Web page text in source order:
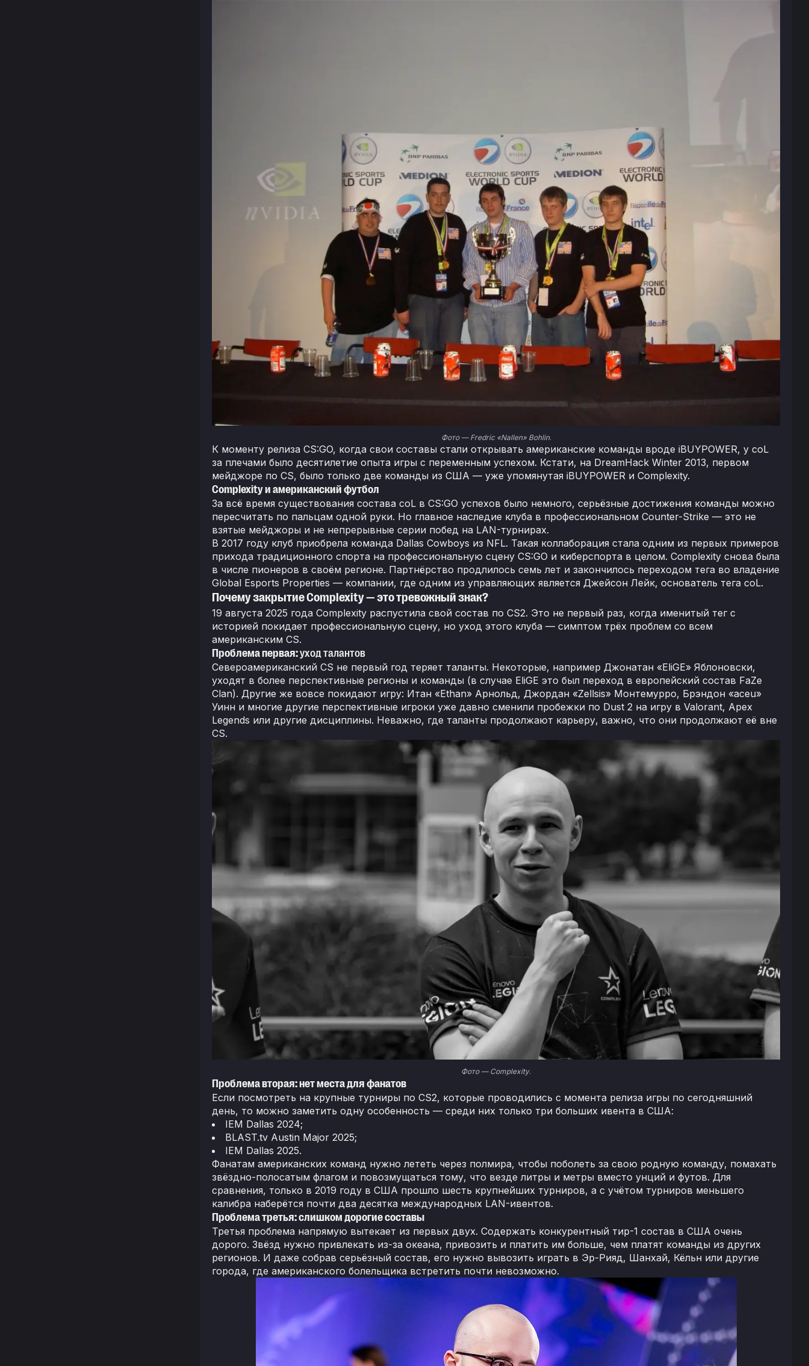
Фото — Fredric «Nallen» Bohlin.
К моменту релиза CS:GO, когда свои составы стали открывать американские команды вроде iBUYPOWER, у coL
за плечами было десятилетие опыта игры с переменным успехом. Кстати, на DreamHack Winter 2013, первом
мейджоре по CS, было только две команды из США — уже упомянутая iBUYPOWER и Complexity.
Complexity и американский футбол
За всё время существования состава coL в CS:GO успехов было немного, серьёзные достижения команды можно
пересчитать по пальцам одной руки. Но главное наследие клуба в профессиональном Counter-Strike — это не
взятые мейджоры и не непрерывные серии побед на LAN-турнирах.
В 2017 году клуб приобрела команда Dallas Cowboys из NFL. Такая коллаборация стала одним из первых примеров
прихода традиционного спорта на профессиональную сцену CS:GO и киберспорта в целом. Complexity снова была
в числе пионеров в своём регионе. Партнёрство продлилось семь лет и закончилось переходом тега во владение
Global Esports Properties — компании, где одним из управляющих является Джейсон Лейк, основатель тега coL.
Почему закрытие Complexity — это тревожный знак?
19 августа 2025 года Complexity распустила свой состав по CS2. Это не первый раз, когда именитый тег с
историей покидает профессиональную сцену, но уход этого клуба — симптом трёх проблем со всем
американским CS.
Проблема первая:уход талантов
Североамериканский CS не первый год теряет таланты. Некоторые, например Джонатан «EliGE» Яблоновски,
уходят в более перспективные регионы и команды (в случае EliGE это был переход в европейский состав FaZe
Clan). Другие же вовсе покидают игру: Итан «Ethan» Арнольд, Джордан «Zellsis» Монтемурро, Брэндон «aceu»
Уинн и многие другие перспективные игроки уже давно сменили пробежки по Dust 2 на игру в Valorant, Apex
Legends или другие дисциплины. Неважно, где таланты продолжают карьеру, важно, что они продолжают её вне
CS.
Фото — Complexity.
Проблема вторая: нет места для фанатов
Если посмотреть на крупные турниры по CS2, которые проводились с момента релиза игры по сегодняшний
день, то можно заметить одну особенность — среди них только три больших ивента в США:
IEM Dallas 2024;
BLAST.tv Austin Major 2025;
IEM Dallas 2025.
Фанатам американских команд нужно лететь через полмира, чтобы поболеть за свою родную команду, помахать
звёздно-полосатым флагом и повозмущаться тому, что везде литры и метры вместо унций и футов. Для
сравнения, только в 2019 году в США прошло шесть крупнейших турниров, а с учётом турниров меньшего
калибра наберётся почти два десятка международных LAN-ивентов.
Проблема третья: слишком дорогие составы
Третья проблема напрямую вытекает из первых двух. Содержать конкурентный тир-1 состав в США очень
дорого. Звёзд нужно привлекать из-за океана, привозить и платить им больше, чем платят команды из других
регионов. И даже собрав серьёзный состав, его нужно вывозить играть в Эр-Рияд, Шанхай, Кёльн или другие
города, где американского болельщика встретить почти невозможно.